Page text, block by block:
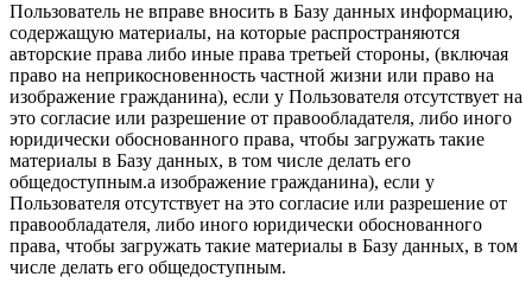
Пользователь не вправе вносить в Базу данных информацию,
содержащую материалы, на которые распространяются
авторские права либо иные права третьей стороны, (включая
право на неприкосновенность частной жизни или право на
изображение гражданина), если у Пользователя отсутствует на
это согласие или разрешение от правообладателя, либо иного
юридически обоснованного права, чтобы загружать такие
материалы в Базу данных, в том числе делать его
общедоступным.а изображение гражданина), если у
Пользователя отсутствует на это согласие или разрешение от
правообладателя, либо иного юридически обоснованного
права, чтобы загружать такие материалы в Базу данных, в том
числе делать его общедоступным.